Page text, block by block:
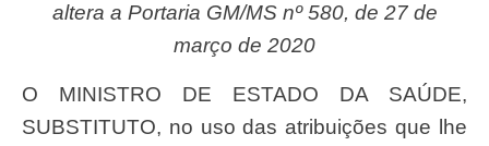
altera a Portaria GM/MS nº 580, de 27 de
março de 2020
O MINISTRO DE ESTADO DA SAÚDE,
SUBSTITUTO, no uso das atribuições que lhe